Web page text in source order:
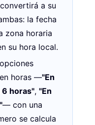
a su
la fecha
zona horaria
su hora local.
horas —"En
6 horas", "En
— con una
se calcula